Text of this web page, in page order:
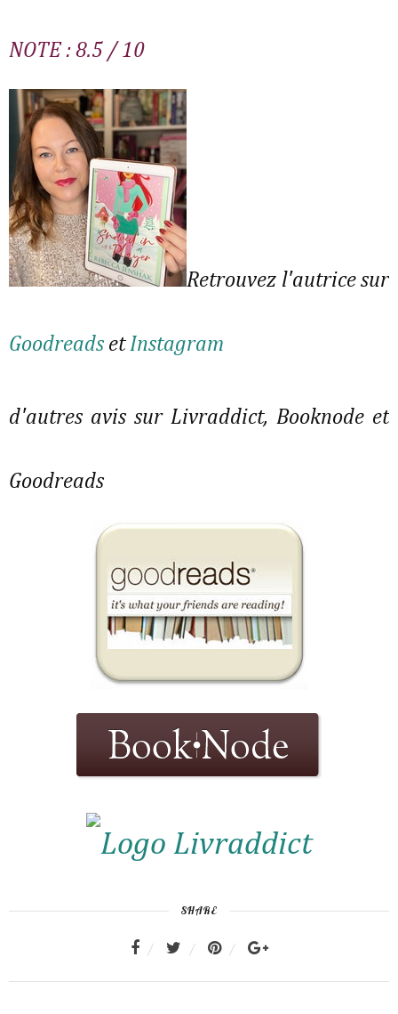
NOTE : 8.5 / 10
Retrouvez l'autrice sur
Goodreads etInstagram
d'autres avis sur Livraddict, Booknode et
Goodreads
SHARE